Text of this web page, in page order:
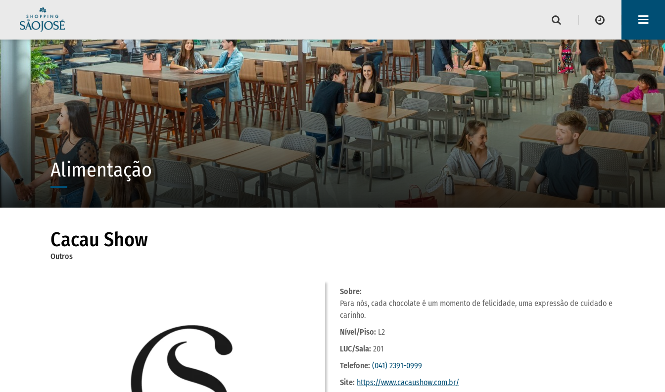
Horário de funcionamento
Lojas
Alimentação e Lazer
Alimentação
Cacau Show
Outros
Sobre:
Para nós, cada chocolate é um momento de felicidade, uma expressão de cuidado e
carinho.
Nível/Piso: L2
LUC/Sala: 201
Telefone: (041) 2391-0999
Site: https://www.cacaushow.com.br/